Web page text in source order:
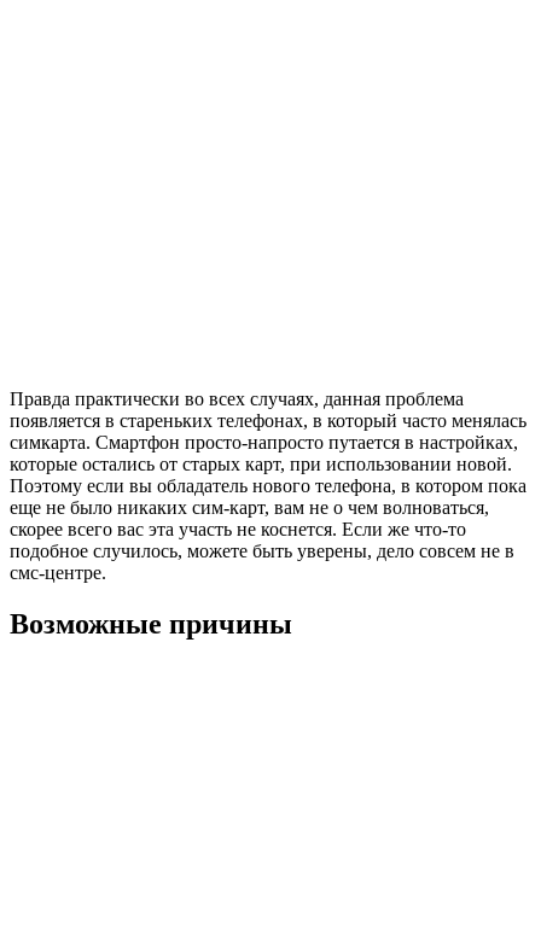
Правда практически во всех случаях, данная проблема
появляется в стареньких телефонах, в который часто менялась
симкарта. Смартфон просто-напросто путается в настройках,
которые остались от старых карт, при использовании новой.
Поэтому если вы обладатель нового телефона, в котором пока
еще не было никаких сим-карт, вам не о чем волноваться,
скорее всего вас эта участь не коснется. Если же что-то
подобное случилось, можете быть уверены, дело совсем не в
смс-центре.
Возможные причины